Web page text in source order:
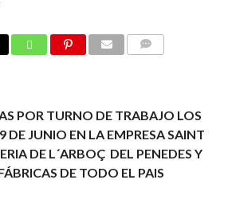
POR TURNO DE TRABAJO LOS
DE JUNIO EN LA EMPRESA SAINT
DE L´ARBOÇ DEL PENEDES Y
DE TODO EL PAIS